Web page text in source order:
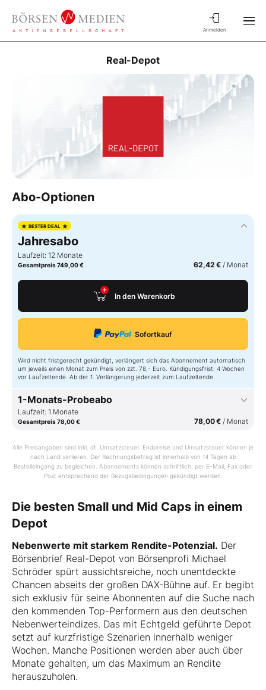
Anmelden
Real-Depot
Abo-Optionen
★ BESTER DEAL ★
Jahresabo
Laufzeit: 12 Monate
Gesamtpreis 749,00 € 62,42 € / Monat
In den Warenkorb
Sofortkauf
Wird nicht fristgerecht gekündigt, verlängert sich das Abonnement automatisch
um jeweils einen Monat zum Preis von zzt. 78,- Euro. Kündigungsfrist: 4 Wochen
vor Laufzeitende. Ab der 1. Verlängerung jederzeit zum Laufzeitende.
1-Monats-Probeabo
Laufzeit: 1 Monate
Gesamtpreis 78,00 € 78,00 € / Monat
In den Warenkorb
um jeweils einen Monat zum Preis von zzt. 78,- Euro. Kündigungsfrist: 1 Woche
Alle Preisangaben sind inkl. dt. Umsatzsteuer. Endpreise und Umsatzsteuer können je
nach Land variieren. Der Rechnungsbetrag ist innerhalb von 14 Tagen ab
Bestelleingang zu begleichen. Abonnements können schriftlich, per E-Mail, Fax oder
Post entsprechend der Bezugsbedingungen gekündigt werden.
Die besten Small und Mid Caps in einem
Depot
Nebenwerte mit starkem Rendite-Potenzial. Der
Börsenbrief Real-Depot von Börsenprofi Michael
Schröder spürt aussichtsreiche, noch unentdeckte
Chancen abseits der großen DAX-Bühne auf. Er begibt
sich exklusiv für seine Abonnenten auf die Suche nach
den kommenden Top-Performern aus den deutschen
Nebenwerteindizes. Das mit Echtgeld geführte Depot
setzt auf kurzfristige Szenarien innerhalb weniger
Wochen. Manche Positionen werden aber auch über
Monate gehalten, um das Maximum an Rendite
herauszuholen.